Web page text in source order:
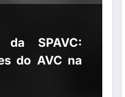
da SPAVC:
do AVC na